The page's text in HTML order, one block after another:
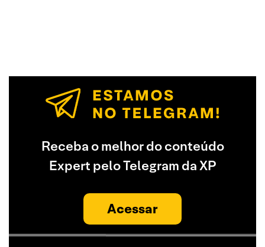
Receba o melhor do conteúdo
Expert pelo Telegram da XP
Acessar